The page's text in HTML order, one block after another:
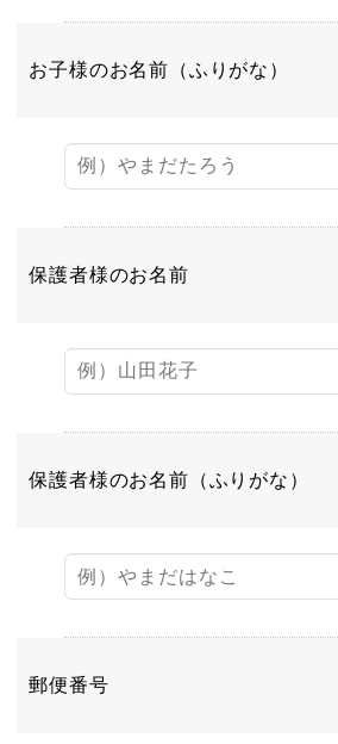
お子様のお名前（ふりがな）
保護者様のお名前
保護者様のお名前（ふりがな）
郵便番号